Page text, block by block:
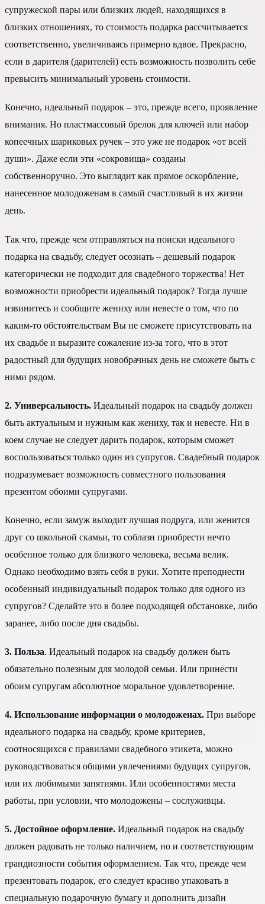
супружеской пары или близких людей, находящихся в
близких отношениях, то стоимость подарка рассчитывается
соответственно, увеличиваясь примерно вдвое. Прекрасно,
если в дарителя (дарителей) есть возможность позволить себе
превысить минимальный уровень стоимости.
Конечно, идеальный подарок – это, прежде всего, проявление
внимания. Но пластмассовый брелок для ключей или набор
копеечных шариковых ручек – это уже не подарок «от всей
души». Даже если эти «сокровища» созданы
собственноручно. Это выглядит как прямое оскорбление,
нанесенное молодоженам в самый счастливый в их жизни
день.
Так что, прежде чем отправляться на поиски идеального
подарка на свадьбу, следует осознать – дешевый подарок
категорически не подходит для свадебного торжества! Нет
возможности приобрести идеальный подарок? Тогда лучше
извинитесь и сообщите жениху или невесте о том, что по
каким-то обстоятельствам Вы не сможете присутствовать на
их свадьбе и выразите сожаление из-за того, что в этот
радостный для будущих новобрачных день не сможете быть с
ними рядом.
2. Универсальность. Идеальный подарок на свадьбу должен
быть актуальным и нужным как жениху, так и невесте. Ни в
коем случае не следует дарить подарок, которым сможет
воспользоваться только один из супругов. Свадебный подарок
подразумевает возможность совместного пользования
презентом обоими супругами.
Конечно, если замуж выходит лучшая подруга, или женится
друг со школьной скамьи, то соблазн приобрести нечто
особенное только для близкого человека, весьма велик.
Однако необходимо взять себя в руки. Хотите преподнести
особенный индивидуальный подарок только для одного из
супругов? Сделайте это в более подходящей обстановке, либо
заранее, либо после дня свадьбы.
3. Польза. Идеальный подарок на свадьбу должен быть
обязательно полезным для молодой семьи. Или принести
обоим супругам абсолютное моральное удовлетворение.
4. Использование информации о молодоженах. При выборе
идеального подарка на свадьбу, кроме критериев,
соотносящихся с правилами свадебного этикета, можно
руководствоваться общими увлечениями будущих супругов,
или их любимыми занятиями. Или особенностями места
работы, при условии, что молодожены – сослуживцы.
5. Достойное оформление. Идеальный подарок на свадьбу
должен радовать не только наличием, но и соответствующим
грандиозности события оформлением. Так что, прежде чем
презентовать подарок, его следует красиво упаковать в
специальную подарочную бумагу и дополнить дизайн